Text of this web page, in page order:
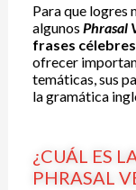
Para que logres
algunos Phrasal
frases célebres
ofrecer
temáticas, sus
la gramática
¿CUÁL ES
PHRASAL